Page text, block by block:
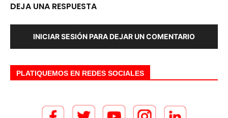
DEJA UNA RESPUESTA
INICIAR SESIÓN PARA DEJAR UN COMENTARIO
PLATIQUEMOS EN REDES SOCIALES